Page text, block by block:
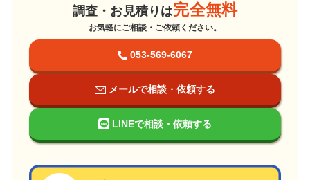
調査・お見積りは完全無料
お気軽にご相談・ご依頼ください。
053-569-6067
メールで相談・依頼する
LINEで相談・依頼する